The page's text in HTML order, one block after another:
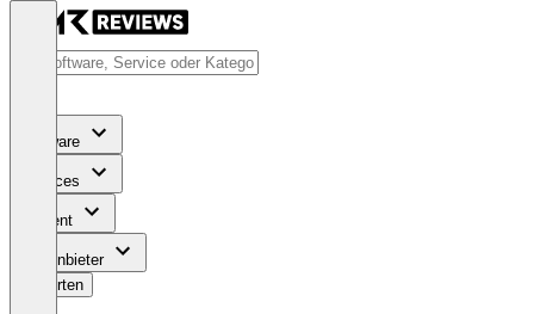
Software
Services
Content
Für Anbieter
Bewerten